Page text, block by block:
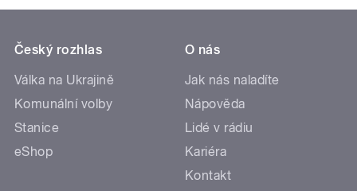
Český rozhlas
Válka na Ukrajině
Komunální volby
Stanice
eShop
O nás
Jak nás naladíte
Nápověda
Lidé v rádiu
Kariéra
Kontakt